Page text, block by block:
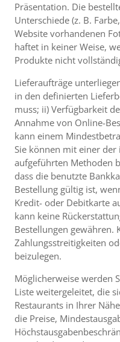
Präsentation. Die
Unterschiede (z. B.
Website vorhandenen
haftet in keiner Weise,
Produkte nicht
Lieferaufträge
in den definierten
muss; ii) Verfügbarkeit
Annahme von Online-
kann einem
Sie können mit einer
aufgeführten Methoden
dass die benutzte
Bestellung gültig ist,
Kredit- oder Debitkarte
kann keine
Bestellungen gewähren.
Zahlungsstreitigkeiten
beizulegen.
Möglicherweise werden
Liste weitergeleitet, die
Restaurants in Ihrer
die Preise,